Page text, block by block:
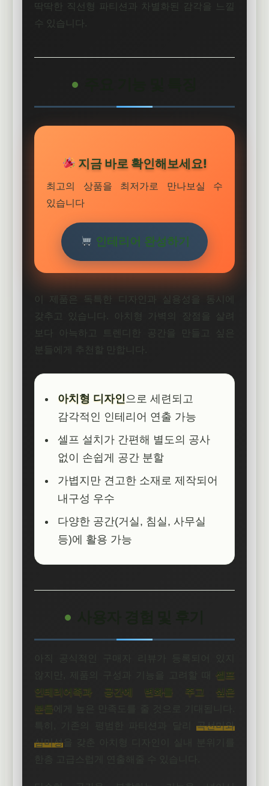
딱딱한 직선형 파티션과 차별화된 감각을 느낄
수 있습니다.
지금 바로 확인해보세요!
최고의 상품을 최저가로 만나보실 수
있습니다
인테리어 완성하기
이 제품은 독특한 디자인과 실용성을 동시에
갖추고 있습니다. 아치형 가벽의 장점을 살려
보다 아늑하고 트렌디한 공간을 만들고 싶은
분들에게 추천할 만합니다.
아치형 디자인 으로 세련되고
감각적인 인테리어 연출 가능
셀프 설치가 간편해 별도의 공사
없이 손쉽게 공간 분할
가볍지만 견고한 소재로 제작되어
내구성 우수
다양한 공간(거실, 침실, 사무실
등)에 활용 가능
셀프
인테리어족과 공간에 변화를 주고 싶은
분들
특히, 기존의 평범한 파티션과 달리 곡선미와
심미성